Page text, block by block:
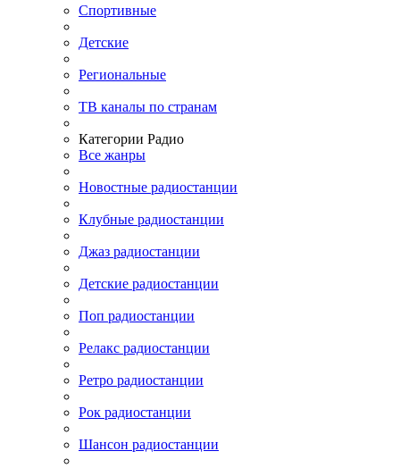
Спортивные
Детские
Региональные
ТВ каналы по странам
Категории Радио
Все жанры
Новостные радиостанции
Клубные радиостанции
Джаз радиостанции
Детские радиостанции
Поп радиостанции
Релакс радиостанции
Ретро радиостанции
Рок радиостанции
Шансон радиостанции